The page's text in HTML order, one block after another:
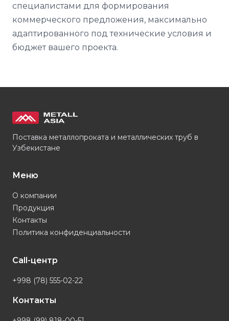
специалистами для формирования
коммерческого предложения, максимально
адаптированного под технические условия и
бюджет вашего проекта.
Поставка металлопроката и металлических труб в
Узбекистане
Меню
О компании
Продукция
Контакты
Политика конфиденциальности
Call-центр
+998 (78) 555-02-22
Контакты